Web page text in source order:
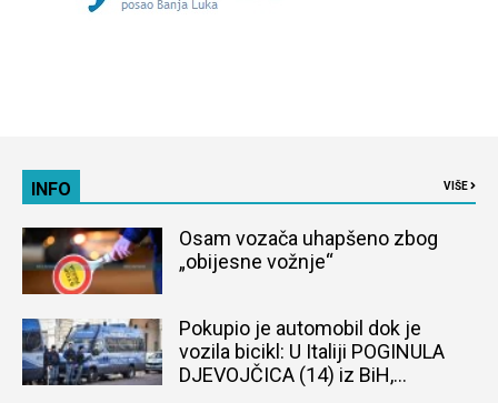
INFO VIŠE
Osam vozača uhapšeno zbog
„obijesne vožnje“
Pokupio je automobil dok je
vozila bicikl: U Italiji POGINULA
DJEVOJČICA (14) iz BiH,